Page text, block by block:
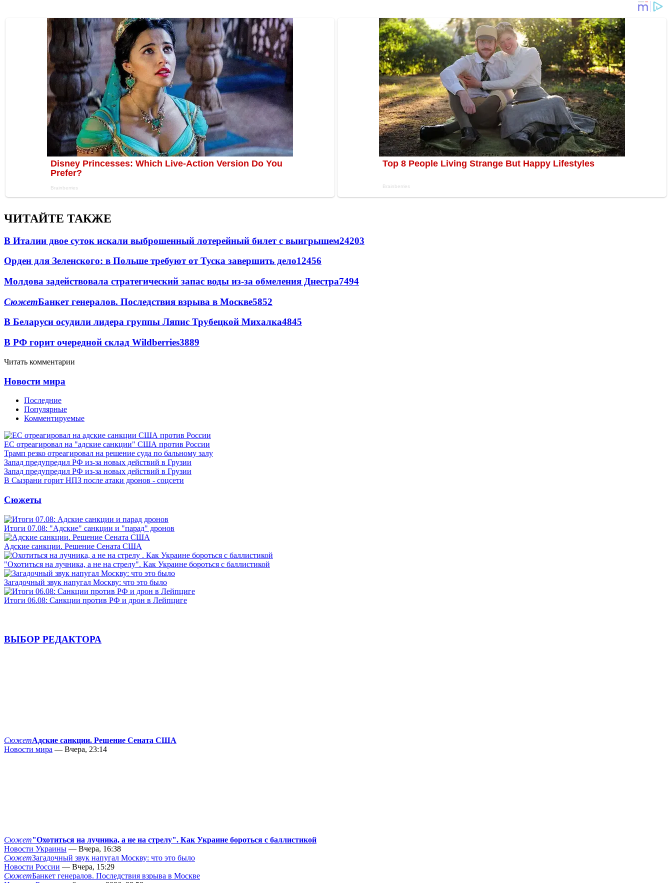
ЧИТАЙТЕ ТАКЖЕ
В Италии двое суток искали выброшенный лотерейный билет с выигрышем24203
Орден для Зеленского: в Польше требуют от Туска завершить дело12456
Молдова задействовала стратегический запас воды из-за обмеления Днестра7494
СюжетБанкет генералов. Последствия взрыва в Москве5852
В Беларуси осудили лидера группы Ляпис Трубецкой Михалка4845
В РФ горит очередной склад Wildberries3889
Читать комментарии
Новости мира
Последние
Популярные
Комментируемые
ЕС отреагировал на "адские санкции" США против России
Трамп резко отреагировал на решение суда по бальному залу
Запад предупредил РФ из-за новых действий в Грузии
Запад предупредил РФ из-за новых действий в Грузии
В Сызрани горит НПЗ после атаки дронов - соцсети
Сюжеты
Итоги 07.08: "Адские" санкции и "парад" дронов
Адские санкции. Решение Сената США
"Охотиться на лучника, а не на стрелу". Как Украине бороться с баллистикой
Загадочный звук напугал Москву: что это было
Итоги 06.08: Санкции против РФ и дрон в Лейпциге
ВЫБОР РЕДАКТОРА
СюжетАдские санкции. Решение Сената США
Новости мира — Вчера, 23:14
Сюжет"Охотиться на лучника, а не на стрелу". Как Украине бороться с баллистикой
Новости Украины — Вчера, 16:38
СюжетЗагадочный звук напугал Москву: что это было
Новости России — Вчера, 15:29
СюжетБанкет генералов. Последствия взрыва в Москве